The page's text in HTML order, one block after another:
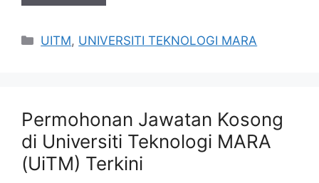
Categories
UITM, UNIVERSITI TEKNOLOGI MARA
Permohonan Jawatan Kosong
di Universiti Teknologi MARA
(UiTM) Terkini